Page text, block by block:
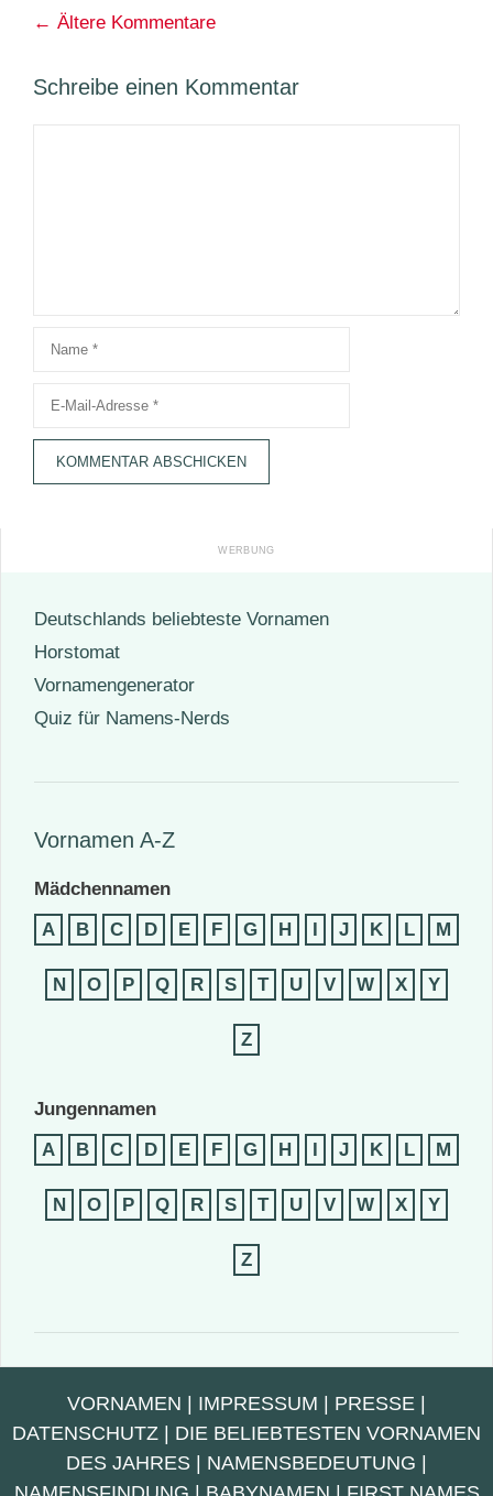
Kommentarnavigation
← Ältere Kommentare
Schreibe einen Kommentar
Name
Deutschlands beliebteste Vornamen
Horstomat
Vornamengenerator
Quiz für Namens-Nerds
Vornamen A-Z
Mädchennamen
A
B C D E F G H I J K L M
N O P Q R S T U V W X Y
Z
Jungennamen
A
B C D E F G H I J K L M
N O P Q R S T U V W X Y
Z
VORNAMEN | IMPRESSUM | PRESSE |
DATENSCHUTZ | DIE BELIEBTESTEN VORNAMEN
DES JAHRES | NAMENSBEDEUTUNG |